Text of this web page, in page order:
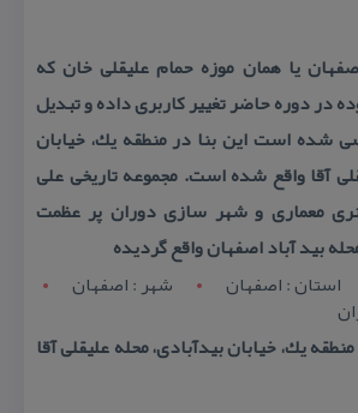
یا همان موزه حمام علیقلی خان كه
در دوره حاضر تغییر كاربری داده و تبدیل
شده است این بنا در منطقه یك، خیابان
آقا واقع شده است. مجموعه تاریخی علی
معماری و شهر سازی دوران پر عظمت
بید آباد اصفهان واقع گردیده
استان : اصفهان شهر : اصفهان
یك، خیابان بیدآبادی، محله علیقلی آقا